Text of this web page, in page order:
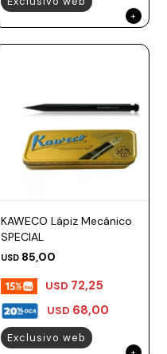
KAWECO Lápiz Mecánico
SPECIAL
USD 85,00
USD 68,00
USD 72,25
Exclusivo web